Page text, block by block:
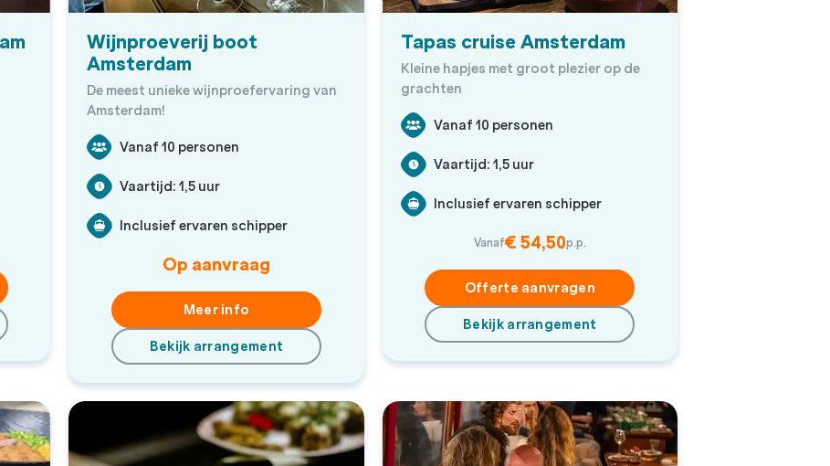
Wijnproeverij boot
Amsterdam
De meest unieke wijnproefervaring van
Amsterdam!
Vanaf 10 personen
Vaartijd: 1,5 uur
Inclusief ervaren schipper
Op aanvraag
Meer info
Bekijk arrangement
Tapas cruise Amsterdam
Kleine hapjes met groot plezier op de
grachten
Vanaf 10 personen
Vaartijd: 1,5 uur
Inclusief ervaren schipper
Vanaf€ 54,50p.p.
Offerte aanvragen
Bekijk arrangement